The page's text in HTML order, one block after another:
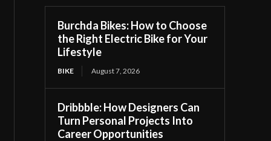
Burchda Bikes: How to Choose
the Right Electric Bike for Your
Lifestyle
BIKE August 7, 2026
Dribbble: How Designers Can
Turn Personal Projects Into
Career Opportunities